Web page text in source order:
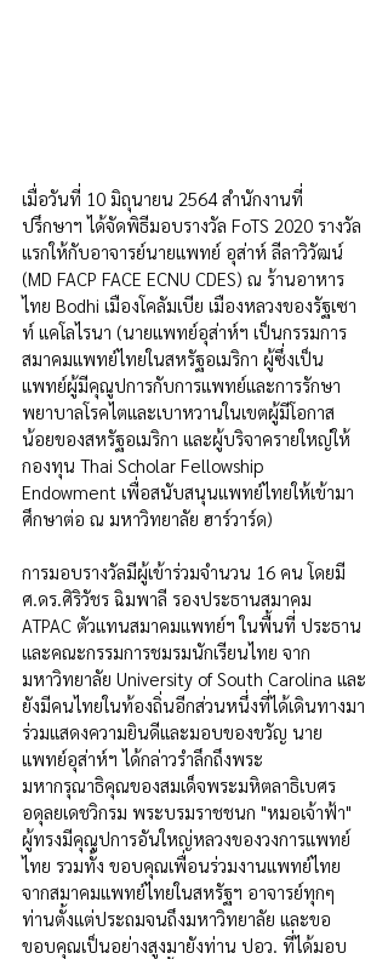
เมื่อวันที่ 10 มิถุนายน 2564 สำนักงานที่
ปรึกษาฯ ได้จัดพิธีมอบรางวัล FoTS 2020 รางวัล
แรกให้กับอาจารย์นายแพทย์ อุส่าห์ ลีลาวิวัฒน์
(MD FACP FACE ECNU CDES) ณ ร้านอาหาร
ไทย Bodhi เมืองโคลัมเบีย เมืองหลวงของรัฐเซา
ท์ แคโลไรนา (นายแพทย์อุส่าห์ฯ เป็นกรรมการ
สมาคมแพทย์ไทยในสหรัฐอเมริกา ผู้ซึ่งเป็น
แพทย์ผู้มีคุณูปการกับการแพทย์และการรักษา
พยาบาลโรคไตและเบาหวานในเขตผู้มีโอกาส
น้อยของสหรัฐอเมริกา และผู้บริจาครายใหญ่ให้
กองทุน Thai Scholar Fellowship
Endowment เพื่อสนับสนุนแพทย์ไทยให้เข้ามา
ศึกษาต่อ ณ มหาวิทยาลัย ฮาร์วาร์ด)
การมอบรางวัลมีผู้เข้าร่วมจำนวน 16 คน โดยมี
ศ.ดร.ศิริวัชร ฉิมพาลี รองประธานสมาคม
ATPAC ตัวแทนสมาคมแพทย์ฯ ในพื้นที่ ประธาน
และคณะกรรมการชมรมนักเรียนไทย จาก
มหาวิทยาลัย University of South Carolina และ
ยังมีคนไทยในท้องถิ่นอีกส่วนหนึ่งที่ได้เดินทางมา
ร่วมแสดงความยินดีและมอบของขวัญ นาย
แพทย์อุส่าห์ฯ ได้กล่าวรำลึกถึงพระ
มหากรุณาธิคุณของสมเด็จพระมหิตลาธิเบศร
อดุลยเดชวิกรม พระบรมราชชนก "หมอเจ้าฟ้า"
ผู้ทรงมีคุณูปการอันใหญ่หลวงของวงการแพทย์
ไทย รวมทั้ง ขอบคุณเพื่อนร่วมงานแพทย์ไทย
จากสมาคมแพทย์ไทยในสหรัฐฯ อาจารย์ทุกๆ
ท่านตั้งแต่ประถมจนถึงมหาวิทยาลัย และขอ
ขอบคุณเป็นอย่างสูงมายังท่าน ปอว. ที่ได้มอบ